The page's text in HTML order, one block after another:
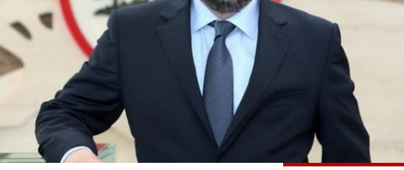
جدول البرامج
شاهد البرامج
الترددات
الإنـتـاج
وظائف
تواصل معنا